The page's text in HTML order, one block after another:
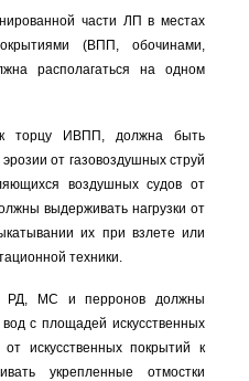
части ЛП в местах
(ВПП, обочинами,
располагаться на одном
торцу ИВПП, должна быть
от газовоздушных струй
воздушных судов от
выдерживать нагрузки от
их при взлете или
техники.
РД, МС и перронов должны
с площадей искусственных
искусственных покрытий к
укрепленные отмостки